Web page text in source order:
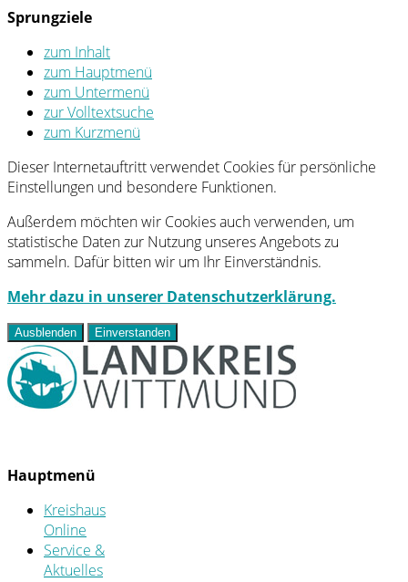
Sprungziele
zum Inhalt
zum Hauptmenü
zum Untermenü
zur Volltextsuche
zum Kurzmenü
Dieser Internetauftritt verwendet Cookies für persönliche
Einstellungen und besondere Funktionen.
Außerdem möchten wir Cookies auch verwenden, um
statistische Daten zur Nutzung unseres Angebots zu
sammeln. Dafür bitten wir um Ihr Einverständnis.
Mehr dazu in unserer Datenschutzerklärung.
Ausblenden Einverstanden
Hauptmenü
Kreishaus
Online
Service &
Aktuelles